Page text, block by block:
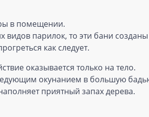
в помещении.
парилок, то эти бани созданы
как следует.
оказывается только на тело.
окунанием в большую
приятный запах дерева.